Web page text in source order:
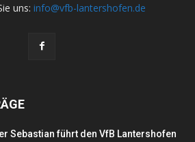
uns: info@vfb-lantershofen.de
Sebastian führt den VfB Lantershofen